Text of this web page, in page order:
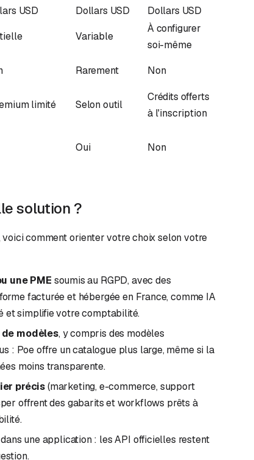
USD Dollars USD
Dollars USD
Variable
À configurer
soi-même
Rarement Non
limité Selon outil
Crédits offerts
à l'inscription
Oui Non
solution ?
comment orienter votre choix selon votre
une PME soumis au RGPD, avec des
facturée et hébergée en France, comme IA
et simplifie votre comptabilité.
modèles, y compris des modèles
: Poe offre un catalogue plus large, même si la
moins transparente.
précis(marketing, e-commerce, support
offrent des gabarits et workflows prêts à
une application : les API officielles restent